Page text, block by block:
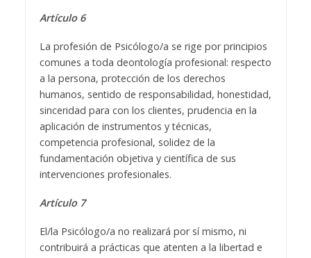
Artículo 6
La profesión de Psicólogo/a se rige por principios
comunes a toda deontología profesional: respecto
a la persona, protección de los derechos
humanos, sentido de responsabilidad, honestidad,
sinceridad para con los clientes, prudencia en la
aplicación de instrumentos y técnicas,
competencia profesional, solidez de la
fundamentación objetiva y científica de sus
intervenciones profesionales.
Artículo 7
El/la Psicólogo/a no realizará por sí mismo, ni
contribuirá a prácticas que atenten a la libertad e